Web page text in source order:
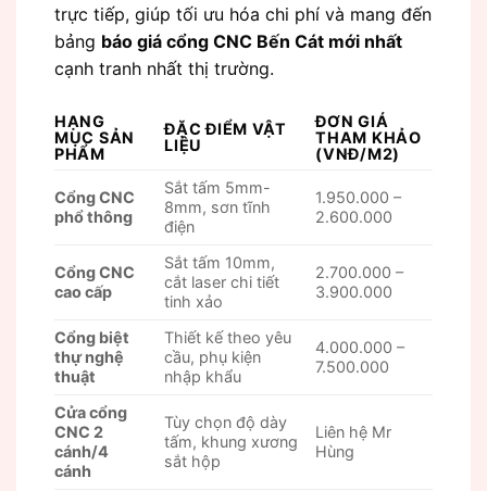
trực tiếp, giúp tối ưu hóa chi phí và mang đến
bảng báo giá cổng CNC Bến Cát mới nhất
cạnh tranh nhất thị trường.
HẠNG
MỤC SẢN
PHẨM
ĐẶC ĐIỂM VẬT
LIỆU
ĐƠN GIÁ
THAM KHẢO
(VNĐ/M2)
Cổng CNC
phổ thông
Sắt tấm 5mm-
8mm, sơn tĩnh
điện
1.950.000 –
2.600.000
Cổng CNC
cao cấp
Sắt tấm 10mm,
cắt laser chi tiết
tinh xảo
2.700.000 –
3.900.000
Cổng biệt
thự nghệ
thuật
Thiết kế theo yêu
cầu, phụ kiện
nhập khẩu
4.000.000 –
7.500.000
Cửa cổng
CNC 2
cánh/4
cánh
Tùy chọn độ dày
tấm, khung xương
sắt hộp
Liên hệ Mr
Hùng